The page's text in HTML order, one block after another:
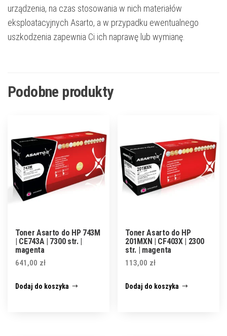
urządzenia, na czas stosowania w nich materiałów
eksploatacyjnych Asarto, a w przypadku ewentualnego
uszkodzenia zapewnia Ci ich naprawę lub wymianę.
Podobne produkty
Toner Asarto do HP 743M
| CE743A | 7300 str. |
magenta
641,00 zł
Dodaj do koszyka
Toner Asarto do HP
201MXN | CF403X | 2300
str. | magenta
113,00 zł
Dodaj do koszyka